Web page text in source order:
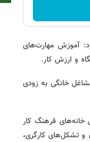
آموزش مهارت‌های
و ارزش کار.
خانگی به زودی
فرهنگ کار
و تشکل‌های کارگری،